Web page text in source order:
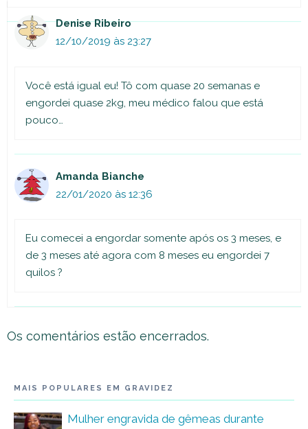
Denise Ribeiro
12/10/2019 às 23:27
Você está igual eu! Tô com quase 20 semanas e
engordei quase 2kg, meu médico falou que está
pouco…
Amanda Bianche
22/01/2020 às 12:36
Eu comecei a engordar somente após os 3 meses, e
de 3 meses até agora com 8 meses eu engordei 7
quilos ?
Os comentários estão encerrados.
MAIS POPULARES EM GRAVIDEZ
Mulher engravida de gêmeas durante